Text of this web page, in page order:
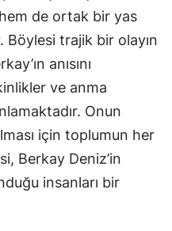
de ortak bir yas
trajik bir olayın
anısını
ve anma
Onun
için toplumun her
Berkay Deniz’in
insanları bir